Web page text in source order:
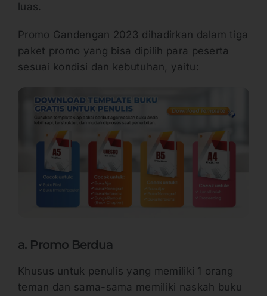
luas.
Promo Gandengan 2023 dihadirkan dalam tiga
paket promo yang bisa dipilih para peserta
sesuai kondisi dan kebutuhan, yaitu:
a. Promo Berdua
Khusus untuk penulis yang memiliki 1 orang
teman dan sama-sama memiliki naskah buku